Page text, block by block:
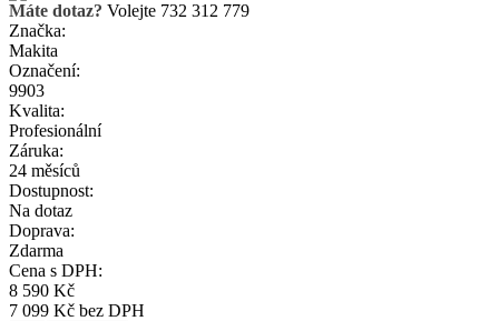
Máte dotaz? Volejte 732 312 779
Značka:
Makita
Označení:
9903
Kvalita:
Profesionální
Záruka:
24 měsíců
Dostupnost:
Na dotaz
Doprava:
Zdarma
Cena s DPH:
8 590 Kč
7 099 Kč bez DPH